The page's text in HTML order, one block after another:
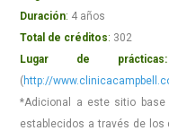
Duración: 4 años
Total de créditos: 302
Lugar de
( http://
*Adicional a este sitio
establecidos a través de